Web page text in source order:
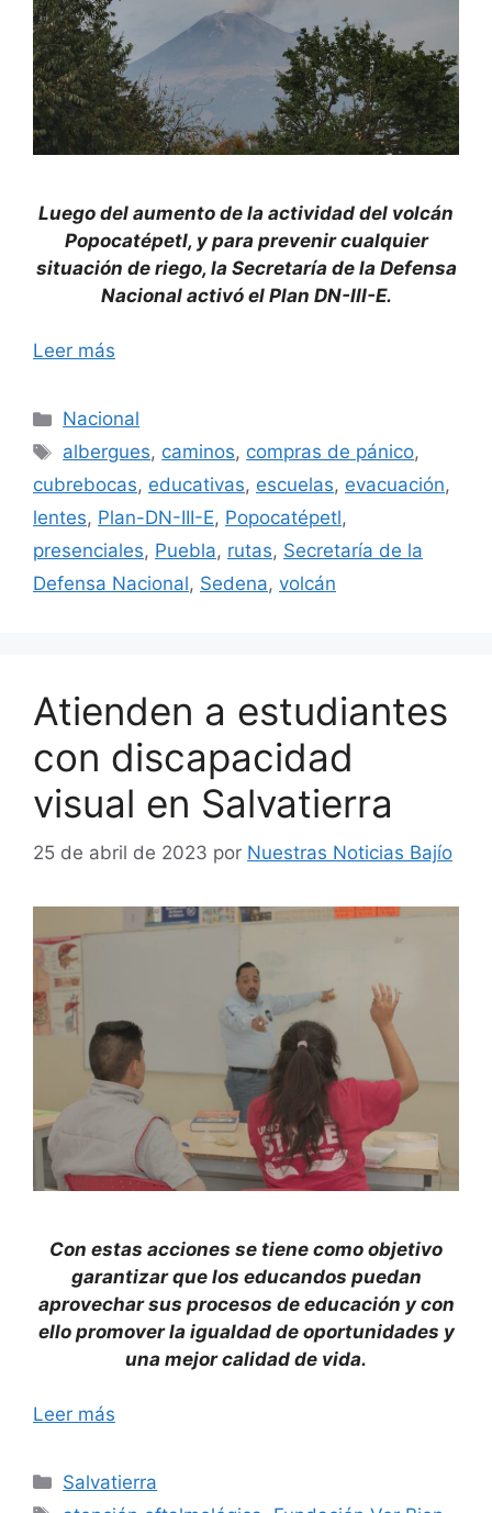
Luego del aumento de la actividad del volcán
Popocatépetl, y para prevenir cualquier
situación de riego, la Secretaría de la Defensa
Nacional activó el Plan DN-III-E.
Leer más
Categorías
Nacional
Etiquetas
albergues, caminos, compras de pánico,
cubrebocas, educativas, escuelas, evacuación,
lentes, Plan-DN-III-E, Popocatépetl,
presenciales, Puebla, rutas, Secretaría de la
Defensa Nacional, Sedena, volcán
Atienden a estudiantes
con discapacidad
visual en Salvatierra
25 de abril de 2023 por Nuestras Noticias Bajío
Con estas acciones se tiene como objetivo
garantizar que los educandos puedan
aprovechar sus procesos de educación y con
ello promover la igualdad de oportunidades y
una mejor calidad de vida.
Leer más
Categorías
Salvatierra